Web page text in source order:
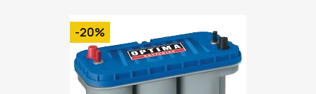
-20%